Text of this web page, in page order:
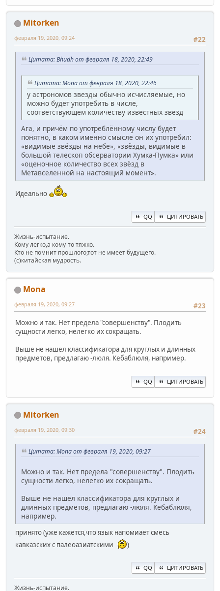
Mitorken
#22
февраля 19, 2020, 09:24
Цитата: Bhudh от февраля 18, 2020, 22:49
Цитата: Mona от февраля 18, 2020, 22:46
у астрономов звезды обычно исчисляемые, но
можно будет употребить в числе,
соответствующем количеству известных звезд
Ага, и причём по употреблённому числу будет
понятно, в каком именно смысле он их употребил:
«видимые звёзды на небе», «звёзды, видимые в
большой телескоп обсерватории Хумка-Пумка» или
«оценочное количество всех звёзд в
Метавселенной на настоящий момент».
Идеально
QQ ЦИТИРОВАТЬ
Жизнь-испытание.
Кому легко,а кому-то тяжко.
Кто не помнит прошлого,тот не имеет будущего.
(c)китайская мудрость.
Mona
#23
февраля 19, 2020, 09:27
Можно и так. Нет предела "совершенству". Плодить
сущности легко, нелегко их сокращать.
Выше не нашел классификатора для круглых и длинных
предметов, предлагаю -люля. Кебаблюля, например.
QQ ЦИТИРОВАТЬ
Mitorken
#24
февраля 19, 2020, 09:30
Цитата: Mona от февраля 19, 2020, 09:27
Можно и так. Нет предела "совершенству". Плодить
сущности легко, нелегко их сокращать.
Выше не нашел классификатора для круглых и
длинных предметов, предлагаю -люля. Кебаблюля,
например.
принято (уже кажется,что язык напомиает смесь
кавказских с палеоазиатскими
)
QQ ЦИТИРОВАТЬ
Жизнь-испытание.